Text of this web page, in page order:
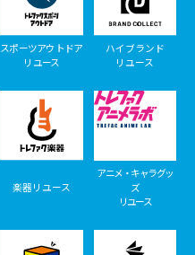
スポーツアウトドア
リユース
ハイブランド
リユース
楽器リユース
アニメ・キャラグッ
ズ
リユース